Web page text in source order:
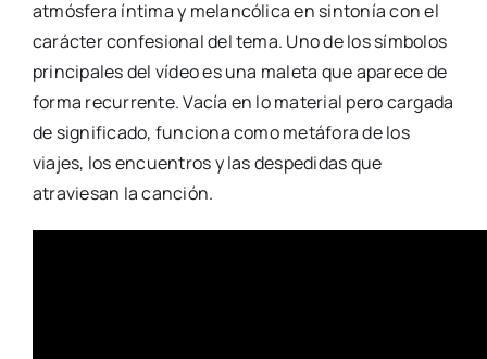
atmósfera íntima y melancólica en sintonía con el
carácter confesional del tema. Uno de los símbolos
principales del vídeo es una maleta que aparece de
forma recurrente. Vacía en lo material pero cargada
de significado, funciona como metáfora de los
viajes, los encuentros y las despedidas que
atraviesan la canción.